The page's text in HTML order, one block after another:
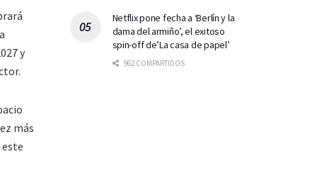
y
más
este
Netflix pone fecha a ‘Berlín y la
dama del armiño’, el exitoso
spin-off de’La casa de papel’
962 COMPARTIDOS